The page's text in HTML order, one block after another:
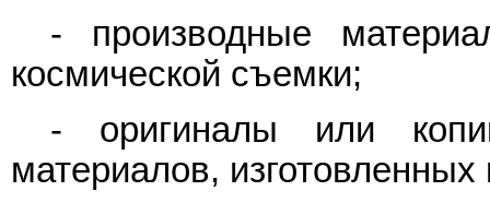
- производные
космической съемки;
- оригиналы или
материалов,